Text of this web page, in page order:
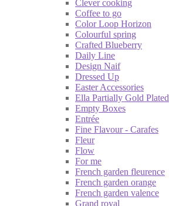
Clever cooking
Coffee to go
Color Loop Horizon
Colourful spring
Crafted Blueberry
Daily Line
Design Naif
Dressed Up
Easter Accessories
Ella Partially Gold Plated
Empty Boxes
Entrée
Fine Flavour - Carafes
Fleur
Flow
For me
French garden fleurence
French garden orange
French garden valence
Grand royal